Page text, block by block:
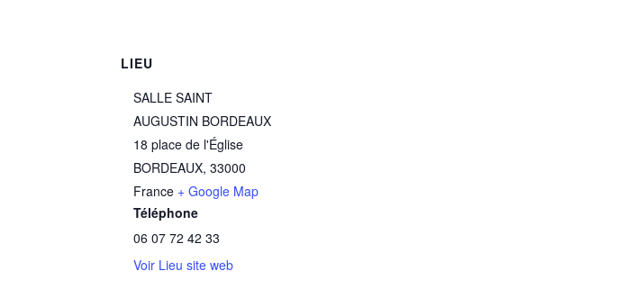
LIEU
SALLE SAINT
AUGUSTIN BORDEAUX
18 place de l'Église
BORDEAUX, 33000
France + Google Map
Téléphone
06 07 72 42 33
Voir Lieu site web